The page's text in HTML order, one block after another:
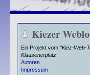
Kiezer
Ein Projekt vom "Kiez-Web-
Klausenerplatz".
Autoren
Impressum